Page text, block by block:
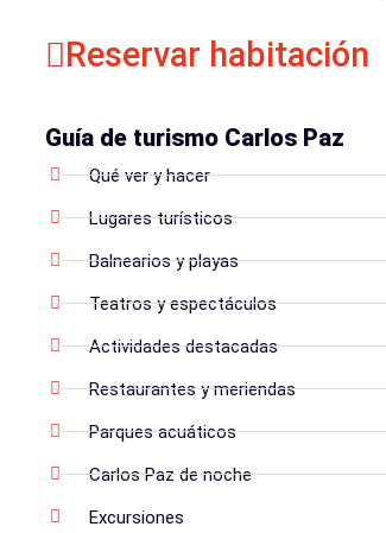
Reservar habitación
Guía de turismo Carlos Paz
Qué ver y hacer
Lugares turísticos
Balnearios y playas
Teatros y espectáculos
Actividades destacadas
Restaurantes y meriendas
Parques acuáticos
Carlos Paz de noche
Excursiones